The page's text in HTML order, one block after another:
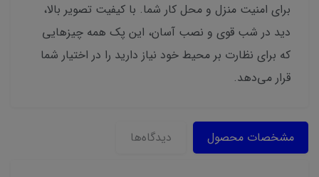
برای امنیت منزل و محل کار شما. با کیفیت تصویر بالا،
دید در شب قوی و نصب آسان، این پک همه چیزهایی
که برای نظارت بر محیط خود نیاز دارید را در اختیار شما
قرار می‌دهد.
مشخصات محصول دیدگاه‌ها